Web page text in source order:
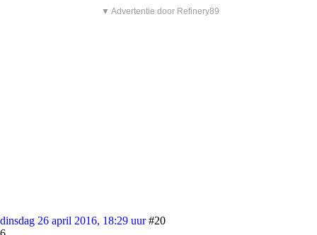
▼ Advertentie door Refinery89
dinsdag 26 april 2016, 18:29 uur #20